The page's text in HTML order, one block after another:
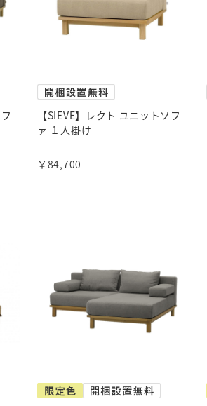
【SIEVE】レクト ユニットソフ
ァ １人掛け
￥84,700